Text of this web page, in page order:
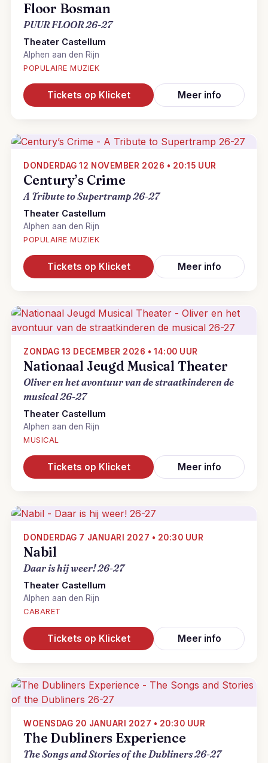
Floor Bosman
PUUR FLOOR 26-27
Theater Castellum
Alphen aan den Rijn
POPULAIRE MUZIEK
Tickets op Klicket Meer info
DONDERDAG 12 NOVEMBER 2026 • 20:15 UUR
Century’s Crime
A Tribute to Supertramp 26-27
Theater Castellum
Alphen aan den Rijn
POPULAIRE MUZIEK
Tickets op Klicket Meer info
ZONDAG 13 DECEMBER 2026 • 14:00 UUR
Nationaal Jeugd Musical Theater
Oliver en het avontuur van de straatkinderen de
musical 26-27
Theater Castellum
Alphen aan den Rijn
MUSICAL
Tickets op Klicket Meer info
DONDERDAG 7 JANUARI 2027 • 20:30 UUR
Nabil
Daar is hij weer! 26-27
Theater Castellum
Alphen aan den Rijn
CABARET
Tickets op Klicket Meer info
WOENSDAG 20 JANUARI 2027 • 20:30 UUR
The Dubliners Experience
The Songs and Stories of the Dubliners 26-27